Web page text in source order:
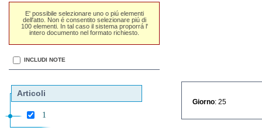
E' possibile selezionare uno o piú elementi
dell'atto. Non é consentito selezionare piú di
100 elementi. In tal caso il sistema proporrá l'
intero documento nel formato richiesto.
INCLUDI NOTE
Articoli
1
Giorno : 25